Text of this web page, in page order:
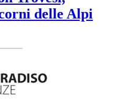
delle Alpi